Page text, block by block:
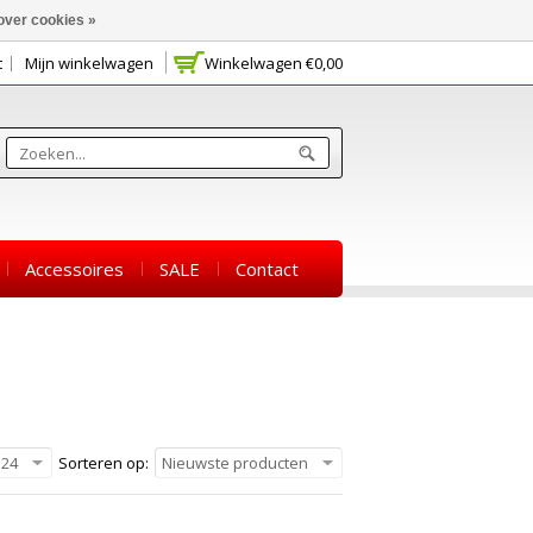
Winkelwagen €0,00
Mijn winkelwagen
Accessoires SALE Contact
Sorteren op: Nieuwste producten
24
cookies »